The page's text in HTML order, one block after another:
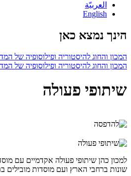
العربيّة
English
הינך נמצא כאן
המכון והחוג להיסטוריה ופילוסופיה של
המכון והחוג להיסטוריה ופילוסופיה של
שיתופי פעולה
למכון כהן שיתופי פעולה אקדמיים עם
שונות ברחבי הארץ ועם מוסדות מובילים